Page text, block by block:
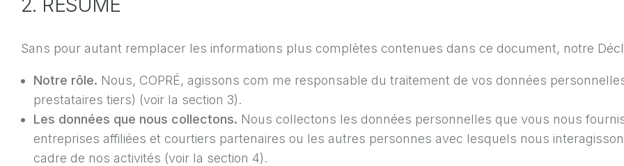
2. RÉSUMÉ
Sans pour autant remplacer les informations plus complètes contenues dans ce document, notre
Notre rôle. Nous, COPRÉ, agissons com me responsable du traitement de vos données
prestataires tiers) (voir la section 3).
Les données que nous collectons. Nous collectons les données personnelles que vous nous
entreprises affiliées et courtiers partenaires ou les autres personnes avec lesquels nous
cadre de nos activités (voir la section 4).